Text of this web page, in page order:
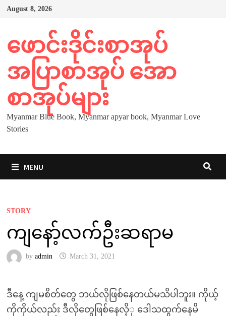
Skip
August 8, 2026
ဖောင်းဒိုင်းစာအုပ်
အပြာစာအုပ် အော
စာအုပ်များ
Myanmar Blue Book, Myanmar apyar book, Myanmar Love
Stories
MENU
STORY
ကျနော့်လက်ဦးဆရာမ
by admin March 31, 2021
ဒီနေ့ ကျမစိတ်တွေ ဘယ်လိုဖြစ်နေတယ်မသိပါဘူး။ ကိုယ့်
ကိုကိုယ်လည်း ဒီလိုတွေဖြစ်နေလိ့ု ဒေါသထွက်နေမိ